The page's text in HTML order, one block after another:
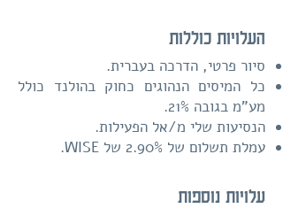
העלויות כוללות
סיור פרטי, הדרכה בעברית.
כל המיסים הנהוגים כחוק בהולנד כולל
מע"מ בגובה 21%.
הנסיעות שלי מ/אל הפעילות.
עמלת תשלום של 2.90% של WISE.
עלויות נוספות